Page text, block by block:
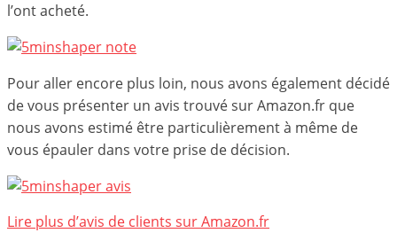
l’ont acheté.
Pour aller encore plus loin, nous avons également décidé
de vous présenter un avis trouvé sur Amazon.fr que
nous avons estimé être particulièrement à même de
vous épauler dans votre prise de décision.
Lire plus d’avis de clients sur Amazon.fr